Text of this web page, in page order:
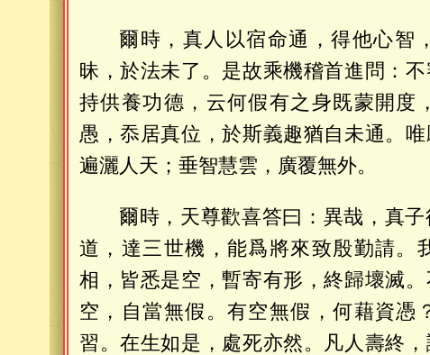
爾時，真人以宿命通，得他心智
昧，於法未了。是故乘機稽首進問：
持供養功德，云何假有之身既蒙開度
愚，忝居真位，於斯義趣猶自未通。
遍灑人天；垂智慧雲，廣覆無外。
爾時，天尊歡喜答曰：異哉，真
道，達三世機，能爲將來致殷勤請。
相，皆悉是空，暫寄有形，終歸壞滅
空，自當無假。有空無假，何藉資憑
習。在生如是，處死亦然。凡人壽終